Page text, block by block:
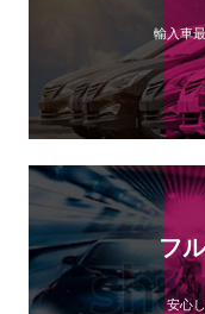
輸入車
フ
安心